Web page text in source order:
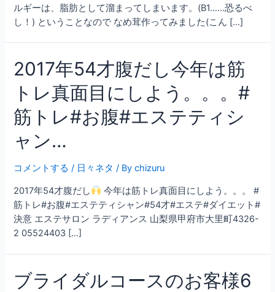
ルギーは、脂肪として溜まってしまいます。(B1……恐るべ
し！) ということなので なめ茸作ってみました(こん […]
2017年54才腹だし今年は筋
トレ真面目にしよう。。。#
筋トレ#お腹#エステティシ
ャン…
コメントする / 日々ネタ / Bychizuru
2017年54才腹だし
今年は筋トレ真面目にしよう。。。 #
筋トレ#お腹#エステティシャン#54才#エステ#ダイエット#
決意 エステサロン ラディアンス 山梨県甲府市大里町4326-
2 05524403 […]
ブライダルコースのお客様6